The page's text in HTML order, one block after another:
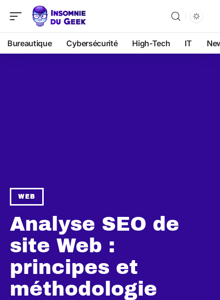
Bureautique Cybersécurité High-Tech IT
WEB
Analyse SEO de
site Web :
principes et
méthodologie